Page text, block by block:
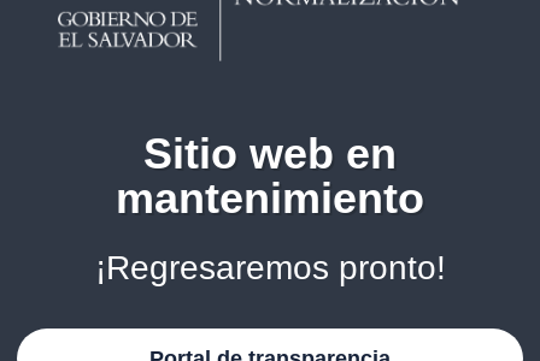
Sitio web en
mantenimiento
¡Regresaremos pronto!